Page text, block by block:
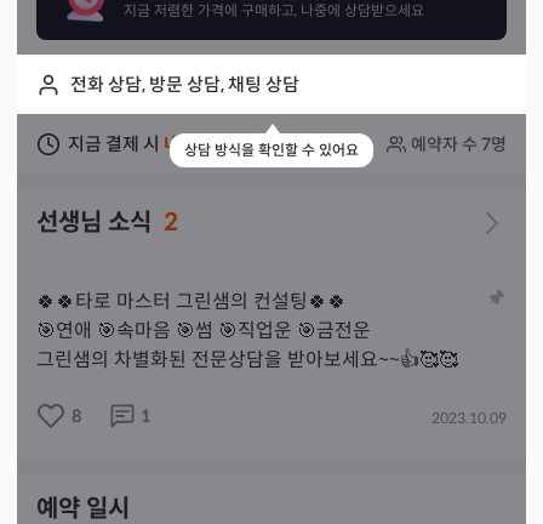
지금 저렴한 가격에 구매하고, 나중에 상담받으세요
전화 상담, 방문 상담, 채팅 상담
상담 방식을 확인할 수 있어요
지금 결제 시 내일상담 가능 예약자 수 7명
선생님 소식 2
🍀🍀타로 마스터 그린샘의 컨설팅🍀🍀
🎯연애 🎯속마음 🎯썸 🎯직업운 🎯금전운
그린샘의 차별화된 전문상담을 받아보세요~~👍🥰🥰
8 1 2023.10.09
예약 일시